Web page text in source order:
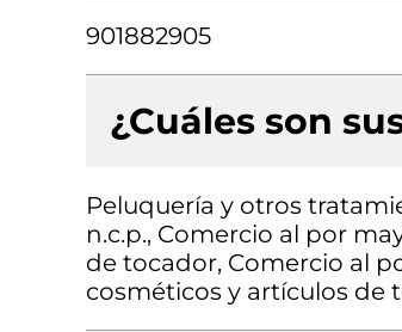
901882905
¿Cuáles son
Peluquería y otros
n.c.p., Comercio al por
de tocador, Comercio al
cosméticos y artículos de